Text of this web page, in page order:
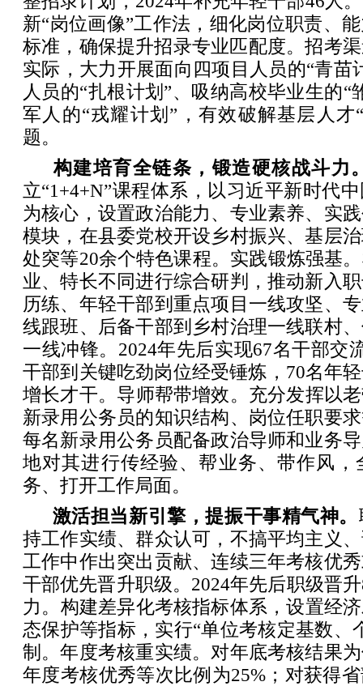
新“岗位画像”工作法，细化岗位职责、
标准，确保提升招录专业匹配度。‌招考
实际，大力开展面向四项目人员的“青苗
人员的“扎根计划”、吸纳高校毕业生的“
军人的“戎耀计划”，有效破解基层人才
题。
构建培育全链条，锻造硬核战斗力
立“1+4+N”课程体系，以习近平新时代
为核心，设置政治能力、专业素养、实
模块，在县委党校开设乡村振兴、基层
处突等20余个特色课程。‌实践锻炼强基‌
业、特长不同进行综合研判，推动新入
历练、年轻干部到重点项目一线攻坚、
线跟班、后备干部到乡村治理一线联村
一线冲锋。2024年先后实现67名干部交
干部到关键吃劲岗位经受锤炼，70名年
增长才干。‌导师帮带增效‌。充分发挥以
新录用公务员的知识结构、岗位任职要
每名新录用公务员配备政治导师和业务
地对其进行传经验、帮业务、带作风，
务、打开工作局面。
‌激活担当新引擎，提振干事精气神。‌
持工作实绩、群众认可，不搞平均主义
工作中作出突出贡献、连续三年考核优
干部优先晋升职级。2024年先后职级晋
力‌。构建差异化考核指标体系，设置经
态保护等指标，实行“单位考核定基数、
制。年度考核重实绩。对年底考核结果
年度考核优秀等次比例为25%；对获得